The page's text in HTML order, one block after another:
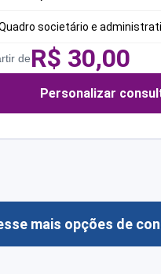
societário e
deR$ 30,00
Personalizar
mais opções de